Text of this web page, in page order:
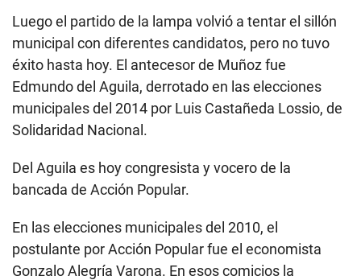
Luego el partido de la lampa volvió a tentar el sillón
municipal con diferentes candidatos, pero no tuvo
éxito hasta hoy. El antecesor de Muñoz fue
Edmundo del Aguila, derrotado en las elecciones
municipales del 2014 por Luis Castañeda Lossio, de
Solidaridad Nacional.
Del Aguila es hoy congresista y vocero de la
bancada de Acción Popular.
En las elecciones municipales del 2010, el
postulante por Acción Popular fue el economista
Gonzalo Alegría Varona. En esos comicios la